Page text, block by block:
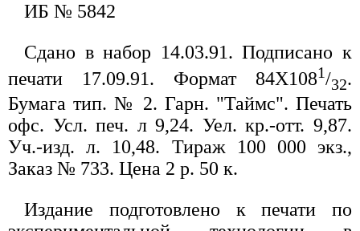
ИБ № 5842
Сдано в набор 14.03.91. Подписано к
печати 17.09.91. Формат 84X1081/32.
Бумага тип. № 2. Гарн. "Таймс". Печать
офс. Усл. печ. л 9,24. Уел. кр.-отт. 9,87.
Уч.-изд. л. 10,48. Тираж 100 000 экз.,
Заказ № 733. Цена 2 р. 50 к.
Издание подготовлено к печати по